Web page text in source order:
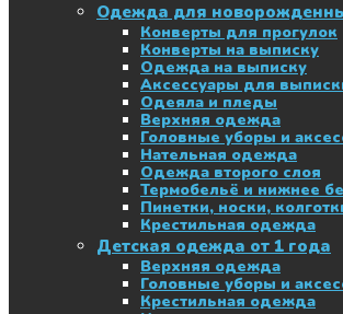
Одежда для
Конверты для прогулок
Конверты на выписку
Одежда на выписку
Аксессуары для
Одеяла и пледы
Верхняя одежда
Головные уборы и
Нательная одежда
Одежда второго слоя
Термобельё и нижнее
Пинетки, носки,
Крестильная одежда
Детская одежда от 1 года
Верхняя одежда
Головные уборы и
Крестильная одежда